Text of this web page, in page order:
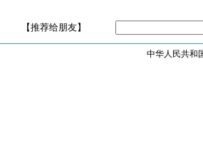
【推荐给朋友】
中华人民共和